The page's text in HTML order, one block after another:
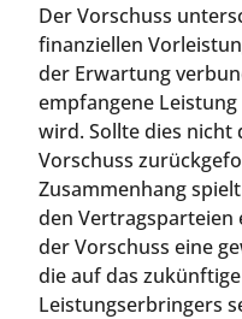
Der Vorschuss
finanziellen
der Erwartung
empfangene
wird. Sollte dies nicht
Vorschuss
Zusammenhang
den Vertragsparteien
der Vorschuss eine
die auf das
Leistungserbringers